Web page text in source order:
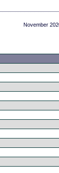
November